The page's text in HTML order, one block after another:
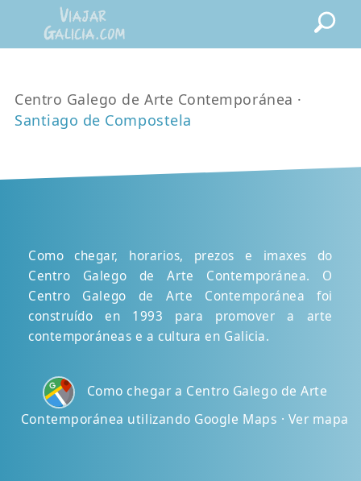
Centro Galego de Arte Contemporánea ·
Santiago de Compostela
Como chegar, horarios, prezos e imaxes do
Centro Galego de Arte Contemporánea. O
Centro Galego de Arte Contemporánea foi
construído en 1993 para promover a arte
contemporáneas e a cultura en Galicia.
Como chegar a Centro Galego de Arte
Contemporánea utilizando Google Maps · Ver mapa